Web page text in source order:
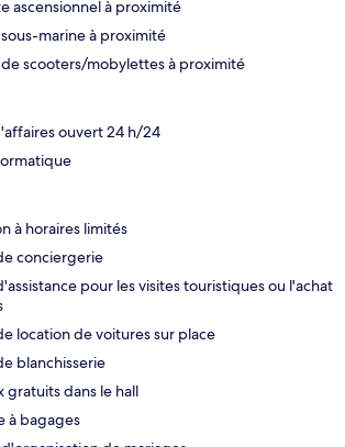
ascensionnel à proximité
marine à proximité
de scooters/mobylettes à proximité
ouvert 24 h/24
à horaires limités
conciergerie
pour les visites touristiques ou l'achat
location de voitures sur place
blanchisserie
gratuits dans le hall
à bagages